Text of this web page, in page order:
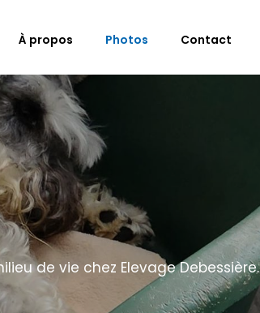
À propos Photos Contact
de vie chez Elevage Debessière.